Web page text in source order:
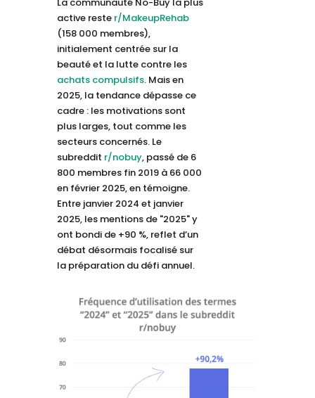
active reste r/MakeupRehab
(158 000 membres),
initialement centrée sur la
beauté et la lutte contre les
achats compulsifs. Mais en
2025, la tendance dépasse ce
cadre : les motivations sont
plus larges, tout comme les
secteurs concernés. Le
subreddit r/nobuy, passé de 6
800 membres fin 2019 à 66 000
en février 2025, en témoigne.
Entre janvier 2024 et janvier
2025, les mentions de "2025" y
ont bondi de +90 %, reflet d’un
débat désormais focalisé sur
la préparation du défi annuel.